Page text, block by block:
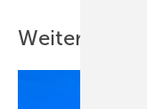
Weitere